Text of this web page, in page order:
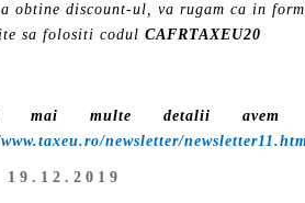
obtine discount-ul, va rugam ca in
sa folositi codulCAFRTAXEU20
mai multe detalii avem
newsletter/